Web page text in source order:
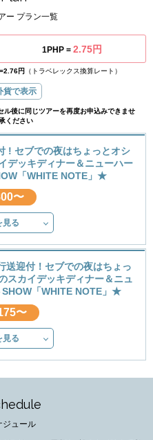
ー プラン一覧
1PHP = 2.75円
円 （トラベレックス換算レート）
貨で表示
後に同じツアーを再度お申込みできませ
ください
! セブでの夜はちょっとオシ
デッキディナー＆ニューハー
「WHITE NOTE」★
〜
見る
送迎付！セブでの夜はちょっ
スカイデッキディナー＆ニュ
「WHITE NOTE」★
〜
見る
ジュール